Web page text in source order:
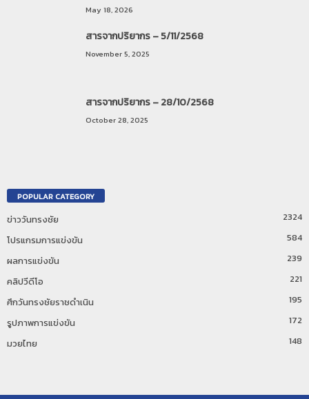
May 18, 2026
สารจากปริยากร – 5/11/2568
November 5, 2025
สารจากปริยากร – 28/10/2568
October 28, 2025
POPULAR CATEGORY
ข่าววันทรงชัย
2324
โปรแกรมการแข่งขัน
584
ผลการแข่งขัน
239
คลิปวีดีโอ
221
ศึกวันทรงชัยราชดำเนิน
195
รูปภาพการแข่งขัน
172
มวยไทย
148